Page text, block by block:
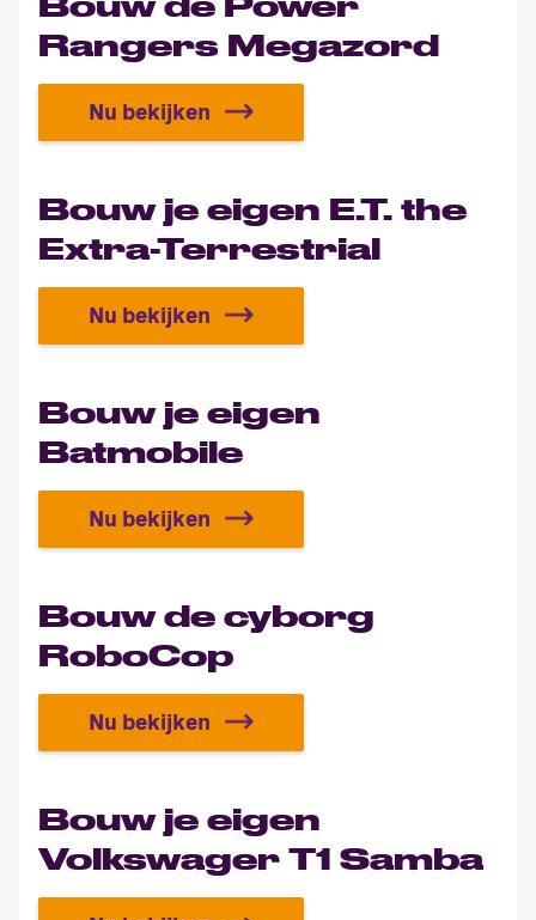
Rangers Megazord
Bouw de Power Rangers Megazord
Nu bekijken
Bouw je eigen E.T. the
Extra-Terrestrial
Bouw je eigen E.T. the Extra-
Nu bekijken
Bouw je eigen
Batmobile
Bouw je eigen Batmobile
Nu bekijken
Bouw de cyborg
RoboCop
Bouw de cyborg RoboCop
Nu bekijken
Bouw je eigen
Volkswager T1 Samba